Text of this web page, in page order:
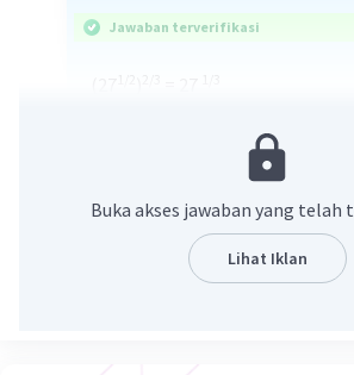
Jawaban terverifikasi
nxm
Buka akses jawaban yang telah
Lihat Iklan